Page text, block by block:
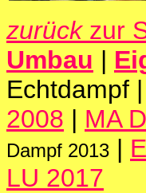
zurückzur
Umbau |
Echtdampf |
2008 | MA
Dampf 2013 |
LU 2017